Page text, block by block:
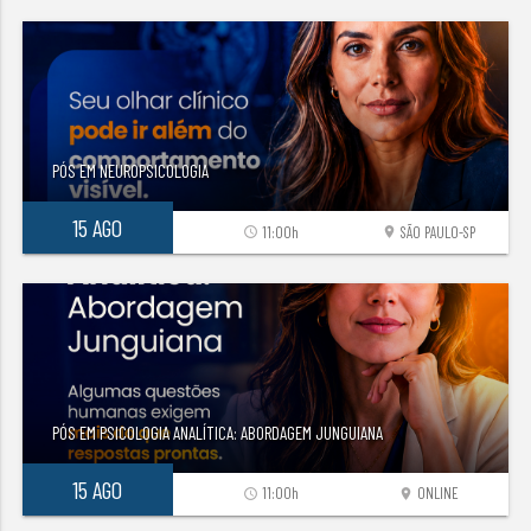
PÓS EM NEUROPSICOLOGIA
15 AGO location_on SÃO PAULO-SP
access_time 11:00h
PÓS EM PSICOLOGIA ANALÍTICA: ABORDAGEM JUNGUIANA
15 AGO location_on ONLINE
access_time 11:00h